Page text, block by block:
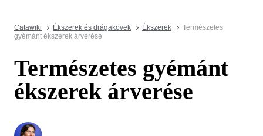
Catawiki Ékszerek és drágakövek Ékszerek
Természetes
gyémánt ékszerek árverése
Természetes gyémánt
ékszerek árverése